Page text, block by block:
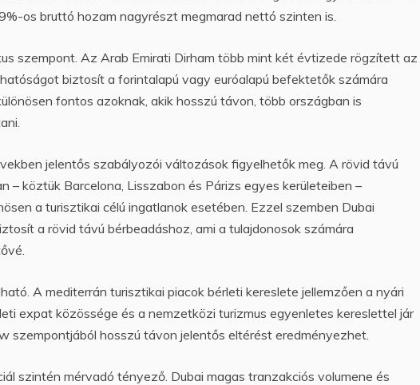
os bruttó hozam nagyrészt megmarad nettó szinten is.
szempont. Az Arab Emirati Dirham több mint két évtizede rögzített az
biztosít a forintalapú vagy euróalapú befektetők számára
fontos azoknak, akik hosszú távon, több országban is
jelentős szabályozói változások figyelhetők meg. A rövid távú
– köztük Barcelona, Lisszabon és Párizs egyes kerületeiben –
a turisztikai célú ingatlanok esetében. Ezzel szemben Dubai
a rövid távú bérbeadáshoz, ami a tulajdonosok számára
A mediterrán turisztikai piacok bérleti kereslete jellemzően a nyári
expat közössége és a nemzetközi turizmus egyenletes kereslettel jár
szempontjából hosszú távon jelentős eltérést eredményezhet.
szintén mérvadó tényező. Dubai magas tranzakciós volumene és